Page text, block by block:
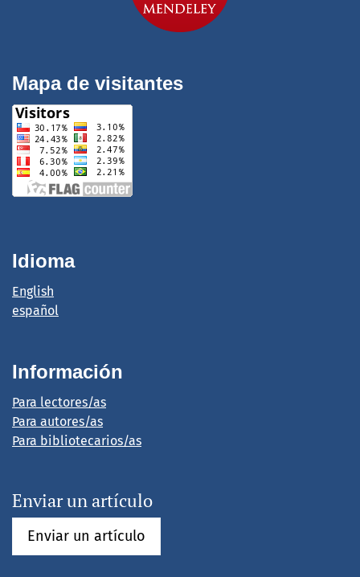
Mapa de visitantes
Idioma
English
español
Información
Para lectores/as
Para autores/as
Para bibliotecarios/as
Enviar un artículo
Enviar un artículo